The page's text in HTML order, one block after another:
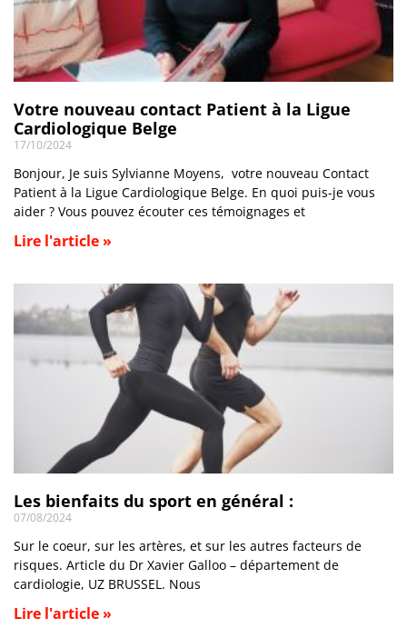
Votre nouveau contact Patient à la Ligue
Cardiologique Belge
17/10/2024
Bonjour, Je suis Sylvianne Moyens, votre nouveau Contact
Patient à la Ligue Cardiologique Belge. En quoi puis-je vous
aider ? Vous pouvez écouter ces témoignages et
Lire l'article »
Les bienfaits du sport en général :
07/08/2024
Sur le coeur, sur les artères, et sur les autres facteurs de
risques. Article du Dr Xavier Galloo – département de
cardiologie, UZ BRUSSEL. Nous
Lire l'article »